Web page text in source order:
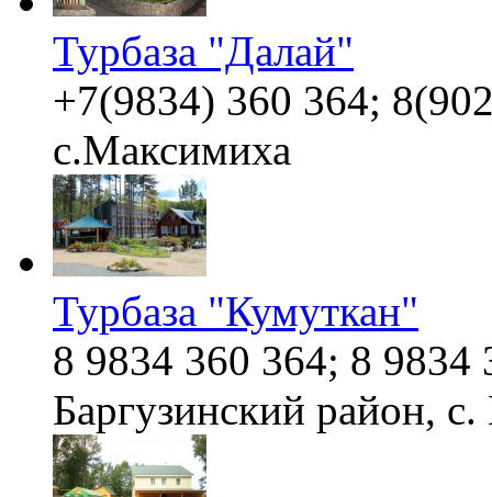
Турбаза "Далай"
+7(9834) 360 364;
с.Максимиха
Турбаза "Кумуткан"
8 9834 360 364; 8 9834
Баргузинский район,